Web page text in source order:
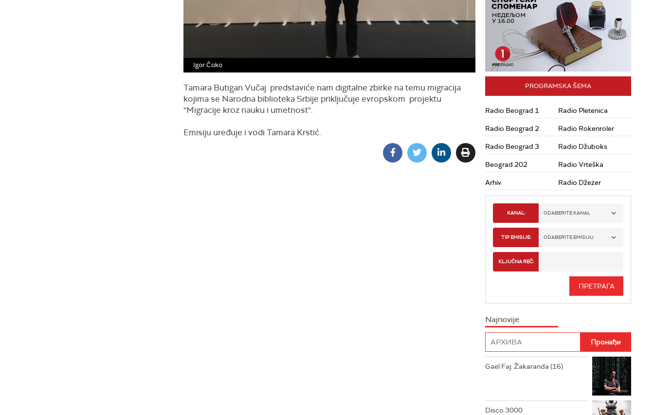
Igor Čoko
Tamara Butigan Vučaj predstaviće nam digitalne zbirke na temu migracija
kojima se Narodna biblioteka Srbije priključuje evropskom projektu
"Migracije kroz nauku i umetnost".
Emisiju uređuje i vodi Tamara Krstić.
PROGRAMSKA ŠEMA
Radio Beograd 1
Radio Beograd 2
Radio Beograd 3
Beograd 202
Arhiv
Radio Pletenica
Radio Rokenroler
Radio Džuboks
Radio Vrteška
Radio Džezer
KANAL: ODABERITE KANAL
RADIO BEOGRAD 1
RADIO BEOGRAD 3
RADIO ROKENROLER
RADIO DŽUBOKS
RADIO VRTEŠKA
RADIO DŽEZER
TIP EMISIJE: ODABERITE EMISIJU
INFO
KLJUČNA REČ:
Najnovije
Gael Faj: Žakaranda (16)
Disco 3000